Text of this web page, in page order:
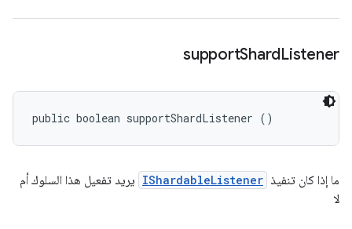
supportShardListener
public boolean supportShardListener ()
ما إذا كان تنفيذ IShardableListener يريد تفعيل هذا السلوك أم
لا